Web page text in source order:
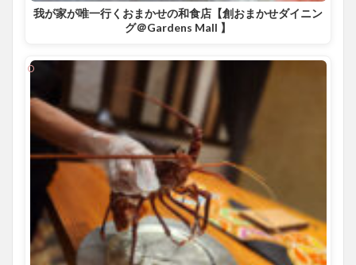
我が家が唯一行くおまかせの和食店【創おまかせダイニン
グ＠Gardens Mall 】